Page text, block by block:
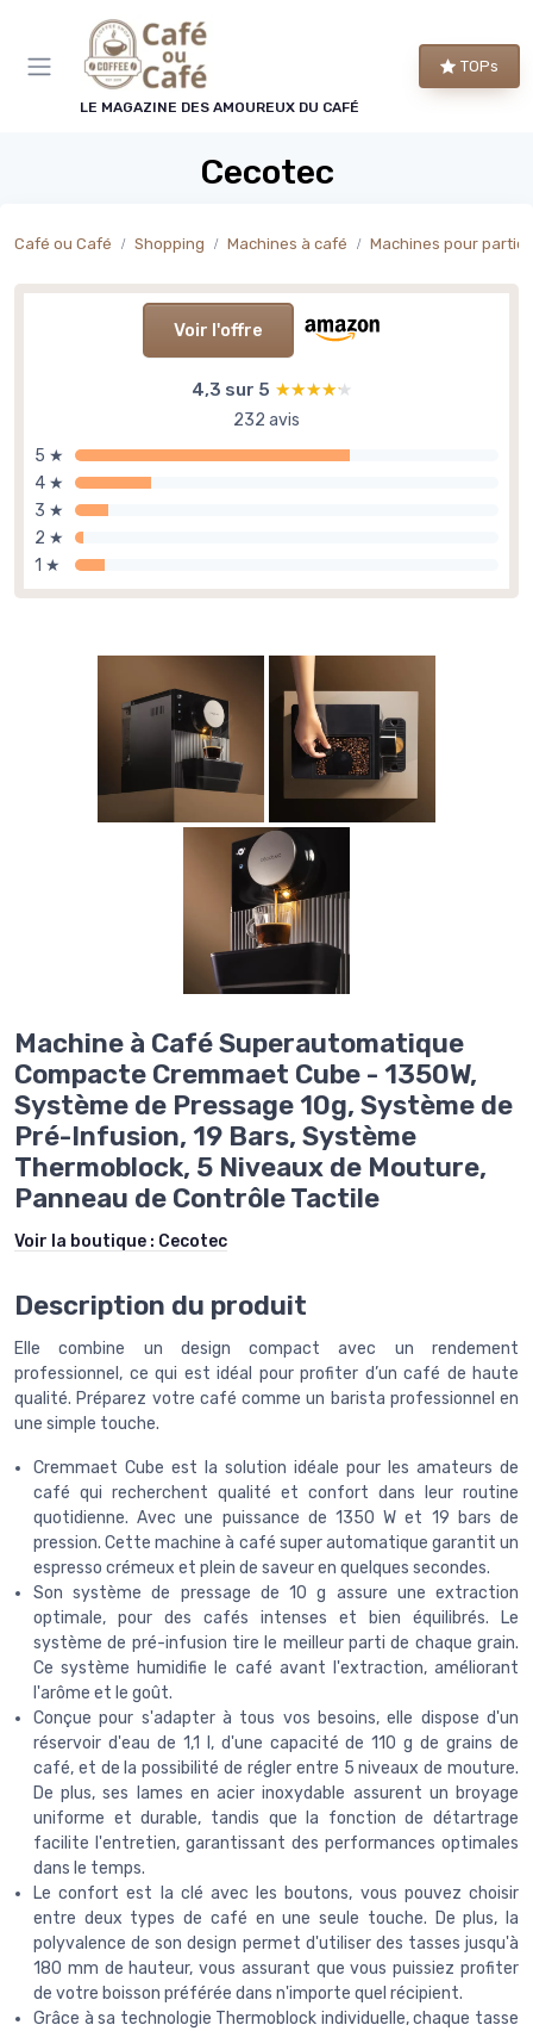
LE MAGAZINE DES AMOUREUX DU CAFÉ
TOPs
Cecotec
Café ou Café Shopping Machines à café Machines pour
Voir l'offre
4,3 sur 5 ★★★★★
★★★★★
232 avis
5 ★
4 ★
3 ★
2 ★
1 ★
Machine à Café Superautomatique
Compacte Cremmaet Cube - 1350W,
Système de Pressage 10g, Système de
Pré-Infusion, 19 Bars, Système
Thermoblock, 5 Niveaux de Mouture,
Panneau de Contrôle Tactile
Voir la boutique : Cecotec
Description du produit
Elle combine un design compact avec un rendement
professionnel, ce qui est idéal pour profiter d’un café de haute
qualité. Préparez votre café comme un barista professionnel en
une simple touche.
Cremmaet Cube est la solution idéale pour les amateurs de
café qui recherchent qualité et confort dans leur routine
quotidienne. Avec une puissance de 1350 W et 19 bars de
pression. Cette machine à café super automatique garantit un
espresso crémeux et plein de saveur en quelques secondes.
Son système de pressage de 10 g assure une extraction
optimale, pour des cafés intenses et bien équilibrés. Le
système de pré-infusion tire le meilleur parti de chaque grain.
Ce système humidifie le café avant l'extraction, améliorant
l'arôme et le goût.
Conçue pour s'adapter à tous vos besoins, elle dispose d'un
réservoir d'eau de 1,1 l, d'une capacité de 110 g de grains de
café, et de la possibilité de régler entre 5 niveaux de mouture.
De plus, ses lames en acier inoxydable assurent un broyage
uniforme et durable, tandis que la fonction de détartrage
facilite l'entretien, garantissant des performances optimales
dans le temps.
Le confort est la clé avec les boutons, vous pouvez choisir
entre deux types de café en une seule touche. De plus, la
polyvalence de son design permet d'utiliser des tasses jusqu'à
180 mm de hauteur, vous assurant que vous puissiez profiter
de votre boisson préférée dans n'importe quel récipient.
Grâce à sa technologie Thermoblock individuelle, chaque tasse
Panneau de gestion des cookies